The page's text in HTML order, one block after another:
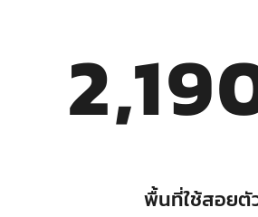
พื้นที่ใช้สอยตั